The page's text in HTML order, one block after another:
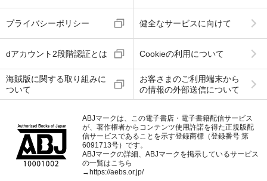
プライバシーポリシー 健全なサービスに向けて
dアカウント2段階認証とは Cookieの利用について
海賊版に関する取り組みに
ついて
お客さまのご利用端末から
の情報の外部送信について
ABJマークは、この電子書店・電子書籍配信サービス
が、著作権者からコンテンツ使用許諾を得た正規版配
信サービスであることを示す登録商標（登録番号 第
6091713号）です。
ABJマークの詳細、ABJマークを掲示しているサービス
の一覧はこちら
→ https://aebs.or.jp/